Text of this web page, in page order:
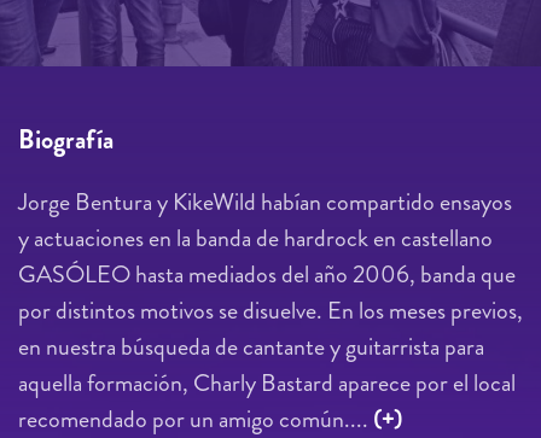
Biografía
Jorge Bentura y KikeWild habían compartido ensayos
y actuaciones en la banda de hardrock en castellano
GASÓLEO hasta mediados del año 2006, banda que
por distintos motivos se disuelve. En los meses previos,
en nuestra búsqueda de cantante y guitarrista para
aquella formación, Charly Bastard aparece por el local
recomendado por un amigo común.... (+)